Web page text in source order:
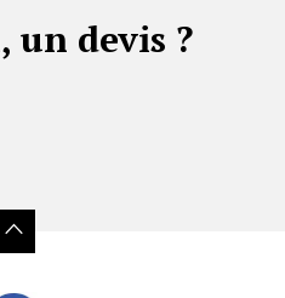
un devis ?